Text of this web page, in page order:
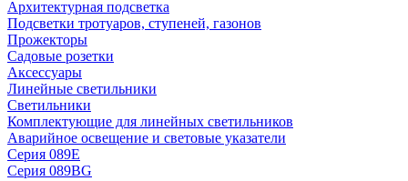
Архитектурная подсветка
Подсветки тротуаров, ступеней, газонов
Прожекторы
Садовые розетки
Аксессуары
Линейные светильники
Светильники
Комплектующие для линейных светильников
Аварийное освещение и световые указатели
Серия 089E
Серия 089BG